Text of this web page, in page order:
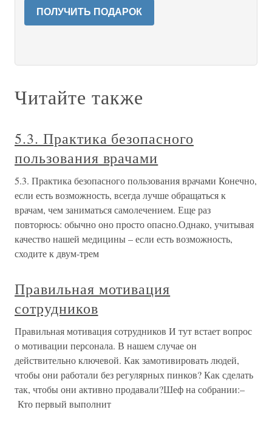
ПОЛУЧИТЬ ПОДАРОК
Читайте также
5.3. Практика безопасного
пользования врачами
5.3. Практика безопасного пользования врачами Конечно,
если есть возможность, всегда лучше обращаться к
врачам, чем заниматься самолечением. Еще раз
повторюсь: обычно оно просто опасно.Однако, учитывая
качество нашей медицины – если есть возможность,
сходите к двум-трем
Правильная мотивация
сотрудников
Правильная мотивация сотрудников И тут встает вопрос
о мотивации персонала. В нашем случае он
действительно ключевой. Как замотивировать людей,
чтобы они работали без регулярных пинков? Как сделать
так, чтобы они активно продавали?Шеф на собрании:–
Кто первый выполнит